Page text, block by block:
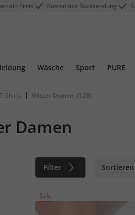
ein Preis Kostenlose Rücksendung
Wäsche Sport PURE
T-Shirts | Glitzer Damen (128)
Damen
Filter Sortieren
Sale